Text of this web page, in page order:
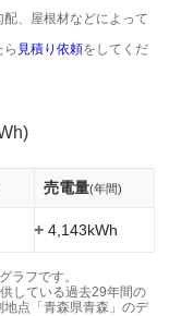
、屋根材などによって
見積り依頼をしてくだ
売電量(年間)
+4,143kWh
ラフです。
している過去29年間の
点「青森県青森」のデ